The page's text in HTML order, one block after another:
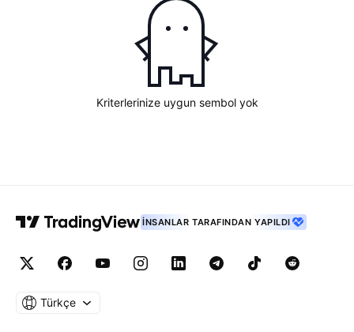
Kriterlerinize uygun sembol yok
İNSANLAR TARAFINDAN YAPILDI
Türkçe